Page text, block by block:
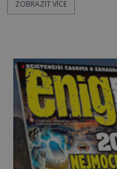
středověkých a
nad českými králi a
ZOBRAZIT VÍCE